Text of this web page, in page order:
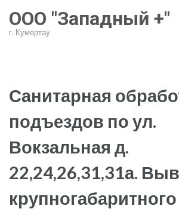
содержимому
ООО "Западный +"
г. Кумертау
Санитарная
подъездов по ул.
Вокзальная д.
22,24,26,31,31а.